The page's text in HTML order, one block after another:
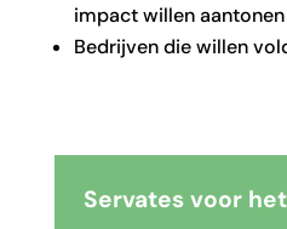
impact willen aantonen
Bedrijven die willen
Servates voor